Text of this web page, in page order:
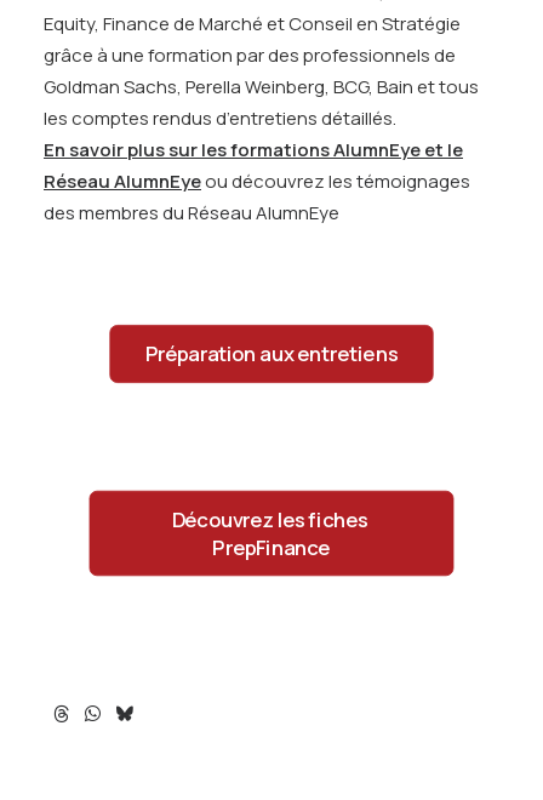
Equity, Finance de Marché et Conseil en Stratégie
grâce à une formation par des professionnels de
Goldman Sachs, Perella Weinberg, BCG, Bain et tous
les comptes rendus d’entretiens détaillés.
En savoir plus sur les formations AlumnEye et le
Réseau AlumnEyeou découvrez lestémoignages
des membres du Réseau AlumnEye
Préparation aux entretiens
Découvrez les fiches
PrepFinance